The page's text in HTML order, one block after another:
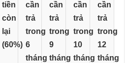
tiền
còn
lại
(60%)
cần
trả
trong
6
tháng
cần
trả
trong
9
tháng
cần
trả
trong
10
tháng
cần
trả
trong
12
tháng